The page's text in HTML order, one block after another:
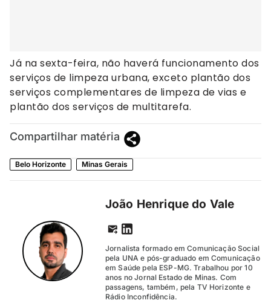
Já na sexta-feira, não haverá funcionamento dos
serviços de limpeza urbana, exceto plantão dos
serviços complementares de limpeza de vias e
plantão dos serviços de multitarefa.
Compartilhar matéria
Belo Horizonte Minas Gerais
João Henrique do Vale
Jornalista formado em Comunicação Social
pela UNA e pós-graduado em Comunicação
em Saúde pela ESP-MG. Trabalhou por 10
anos no Jornal Estado de Minas. Com
passagens, também, pela TV Horizonte e
Rádio Inconfidência.